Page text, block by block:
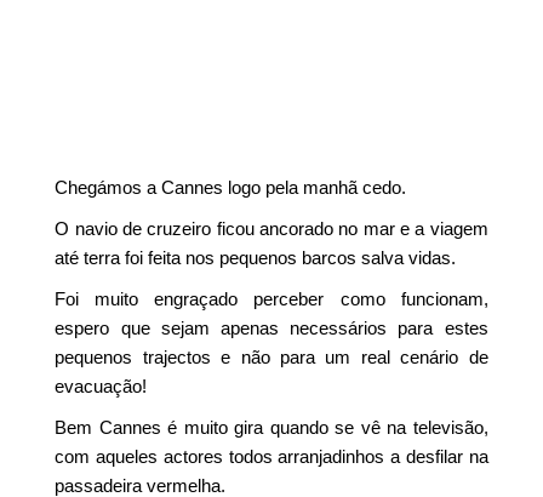
Chegámos a Cannes logo pela manhã cedo.
O navio de cruzeiro ficou ancorado no mar e a viagem
até terra foi feita nos pequenos barcos salva vidas.
Foi muito engraçado perceber como funcionam,
espero que sejam apenas necessários para estes
pequenos trajectos e não para um real cenário de
evacuação!
Bem Cannes é muito gira quando se vê na televisão,
com aqueles actores todos arranjadinhos a desfilar na
passadeira vermelha.